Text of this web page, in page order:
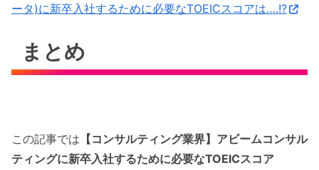
ータ)に新卒入社するために必要なTOEICスコアは….!?
まとめ
この記事では 【コンサルティング業界】アビームコンサル
ティングに新卒入社するために必要なTOEICスコア